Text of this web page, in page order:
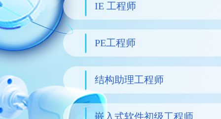
IE 工程师
PE工程师
结构助理工程师
嵌入式软件初级工程师